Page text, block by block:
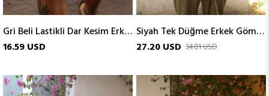
Gri Beli Lastikli Dar Kesim Erkek Şort
16.59 USD
Siyah Tek Düğme Erkek Gömlek
27.20 USD 34.01 USD